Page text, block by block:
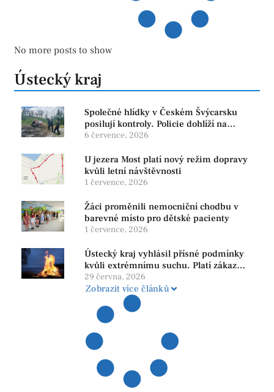
No more posts to show
Ústecký kraj
Společné hlídky v Českém Švýcarsku
posilují kontroly. Policie dohlíží na
bezpečnost i ochranu přírody
6 července, 2026
U jezera Most platí nový režim dopravy
kvůli letní návštěvnosti
1 července, 2026
Žáci proměnili nemocniční chodbu v
barevné místo pro dětské pacienty
1 července, 2026
Ústecký kraj vyhlásil přísné podmínky
kvůli extrémnímu suchu. Platí zákaz
ohňů i pyrotechniky
29 června, 2026
Zobrazit více článků